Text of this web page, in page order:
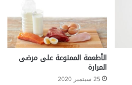
الأطعمة الممنوعة على مرضى
المرارة
25 سبتمبر 2020